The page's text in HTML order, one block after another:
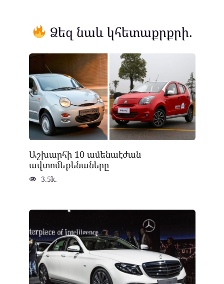
Ձեզ նաև կհետաքրքրի.
Աշխարհի 10 ամենաէժան
ավտոմեքենաները
3.5k.